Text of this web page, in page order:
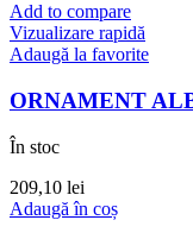
Add to compare
Vizualizare rapidă
Adaugă la favorite
ORNAMENT
În stoc
209,10 lei
Adaugă în coș